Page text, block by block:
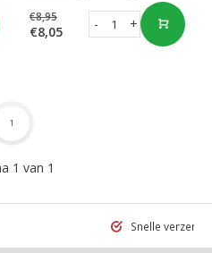
€8,95
€8,05 +
-
1 van 1
1
Snelle